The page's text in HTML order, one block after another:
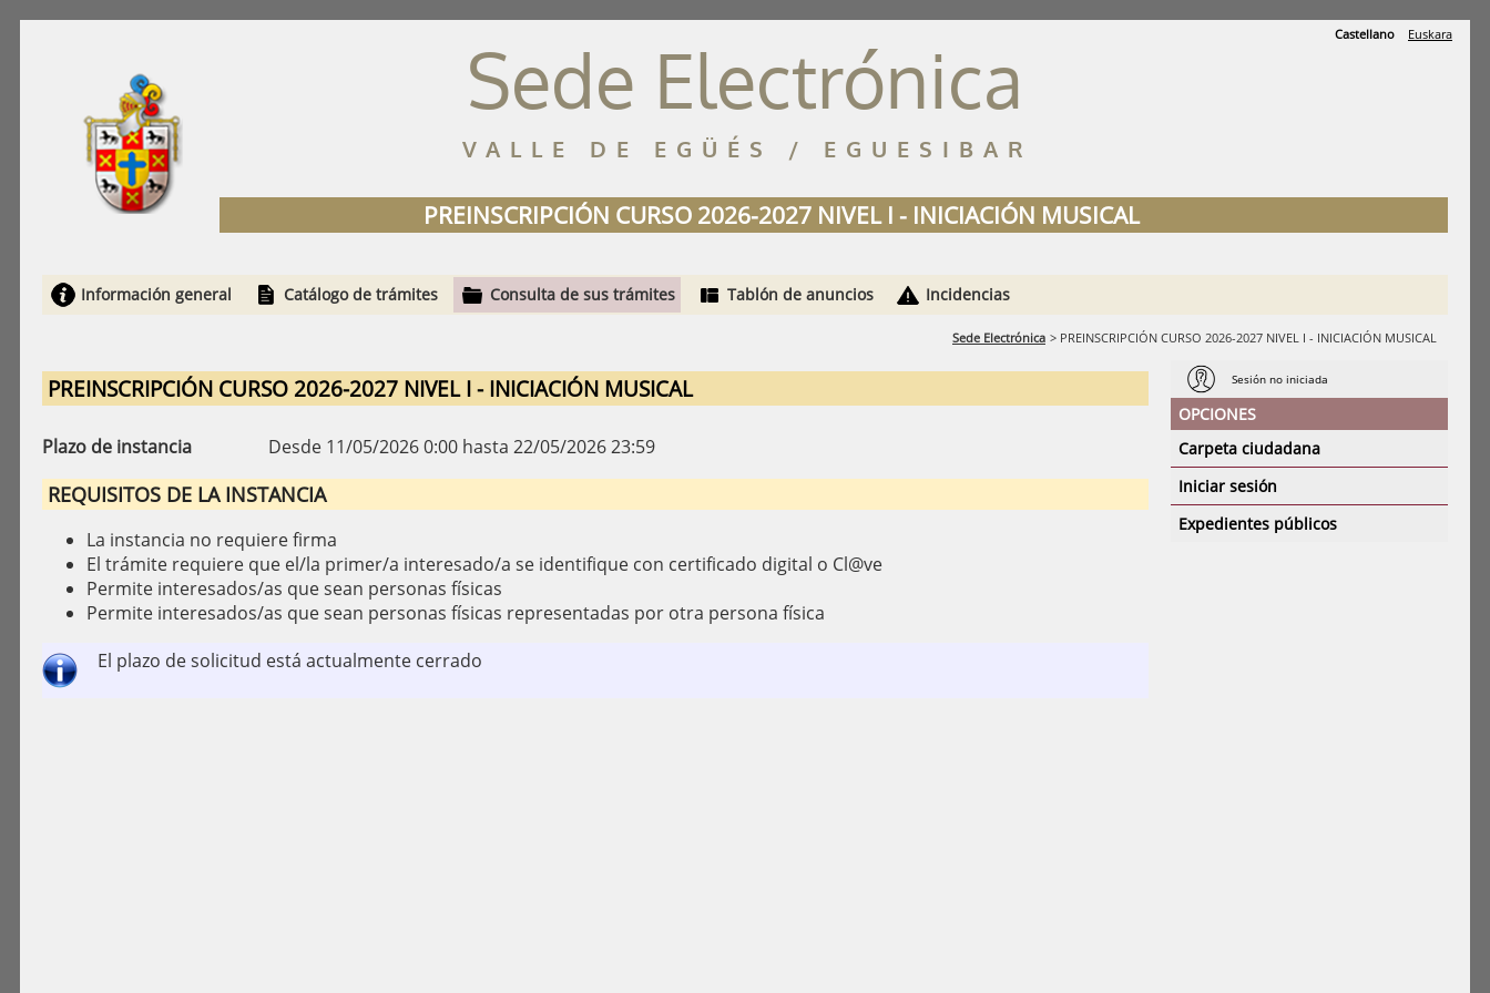
Castellano Euskara
Sede Electrónica
VALLE DE EGÜÉS / EGUESIBAR
PREINSCRIPCIÓN CURSO 2026-2027 NIVEL I - INICIACIÓN MUSICAL
Información general Catálogo de trámites Consulta de sus trámites Tablón de anuncios Incidencias
Sede Electrónica > PREINSCRIPCIÓN CURSO 2026-2027 NIVEL I - INICIACIÓN MUSICAL
Sesión no iniciada
OPCIONES
Carpeta ciudadana
Iniciar sesión
Expedientes públicos
PREINSCRIPCIÓN CURSO 2026-2027 NIVEL I - INICIACIÓN MUSICAL
Plazo de instancia Desde 11/05/2026 0:00 hasta 22/05/2026 23:59
REQUISITOS DE LA INSTANCIA
La instancia no requiere firma
El trámite requiere que el/la primer/a interesado/a se identifique con certificado digital o Cl@ve
Permite interesados/as que sean personas físicas
Permite interesados/as que sean personas físicas representadas por otra persona física
El plazo de solicitud está actualmente cerrado